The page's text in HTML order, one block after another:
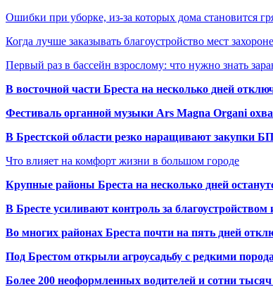
Ошибки при уборке, из-за которых дома становится
Когда лучше заказывать благоустройство мест
Первый раз в бассейн взрослому: что нужно знать
В восточной части Бреста на несколько дней
Фестиваль органной музыки Ars Magna Organi
В Брестской области резко наращивают закупки
Что влияет на комфорт жизни в большом городе
Крупные районы Бреста на несколько дней
В Бресте усиливают контроль за благоустройством
Во многих районах Бреста почти на пять дней
Под Брестом открыли агроусадьбу с редкими
Более 200 неоформленных водителей и сотни